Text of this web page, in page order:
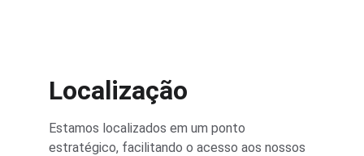
Localização
Estamos localizados em um ponto
estratégico, facilitando o acesso aos nossos